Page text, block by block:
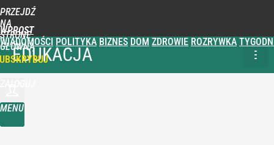
PRZEJDŹ
NA
STRONĘ
GŁÓWNĄ
WPROST
WIADOMOŚCI POLITYKA BIZNES DOM ZDROWIE ROZRYWKA
MENU
EDUKACJA